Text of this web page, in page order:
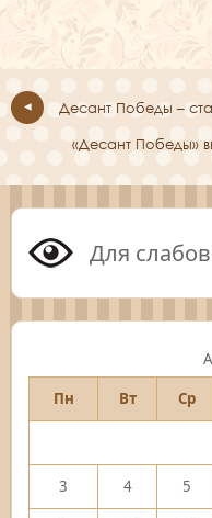
Десант Победы –
«Десант Победы»
Для
Пн
Вт Ср
3 4 5